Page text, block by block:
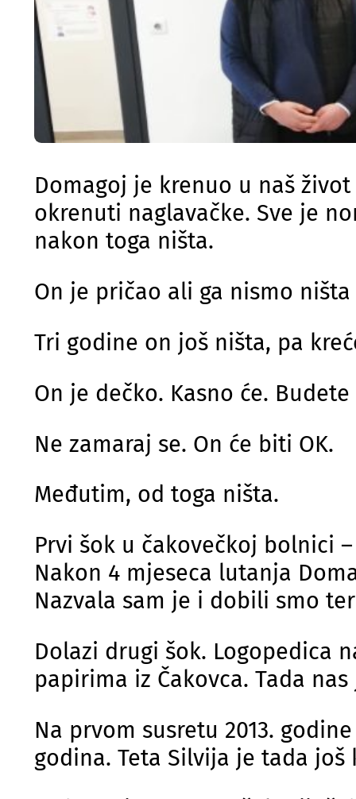
Domagoj je krenuo u naš
okrenuti naglavačke. Sve je
nakon toga ništa.
On je pričao ali ga nismo
Tri godine on još ništa, pa
On je dečko. Kasno će.
Ne zamaraj se. On će biti OK.
Međutim, od toga ništa.
Prvi šok u čakovečkoj bolnici
Nakon 4 mjeseca lutanja
Nazvala sam je i dobili smo
Dolazi drugi šok. Logopedica
papirima iz Čakovca. Tada
Na prvom susretu 2013.
godina. Teta Silvija je tada